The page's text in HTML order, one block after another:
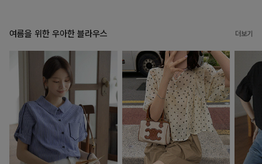
여름을 위한 우아한 블라우스 더보기